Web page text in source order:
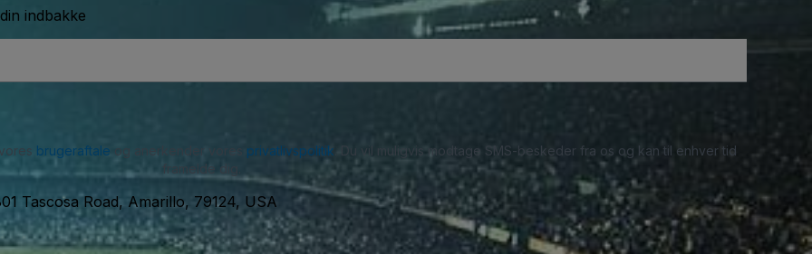
indbakke
brugeraftale privatlivspolitik . Du vil muligvis modtage SMS-beskeder fra os og kan til enhver tid
framelde dig.
Tascosa Road, Amarillo, 79124, USA